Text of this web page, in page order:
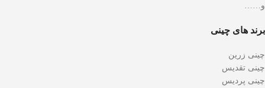
و……
برند های چینی
چینی زرین
چینی تقدیس
چینی پردیس